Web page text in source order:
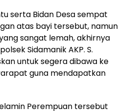
serta Bidan Desa sempat
atas bayi tersebut, namun
sangat lemah, akhirnya
Sidamanik AKP. S.
untuk segera dibawa ke
guna mendapatkan
Perempuan tersebut